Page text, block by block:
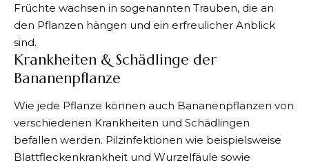
Früchte wachsen in sogenannten Trauben, die an
den Pflanzen hängen und ein erfreulicher Anblick
sind.
Krankheiten & Schädlinge der
Bananenpflanze
Wie jede Pflanze können auch Bananenpflanzen von
verschiedenen Krankheiten und Schädlingen
befallen werden. Pilzinfektionen wie beispielsweise
Blattfleckenkrankheit und Wurzelfäule sowie